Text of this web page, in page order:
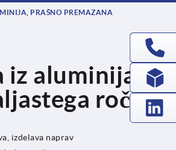
PRAŠNO PREMAZANA
iz aluminija,
ročaja
izdelava naprav